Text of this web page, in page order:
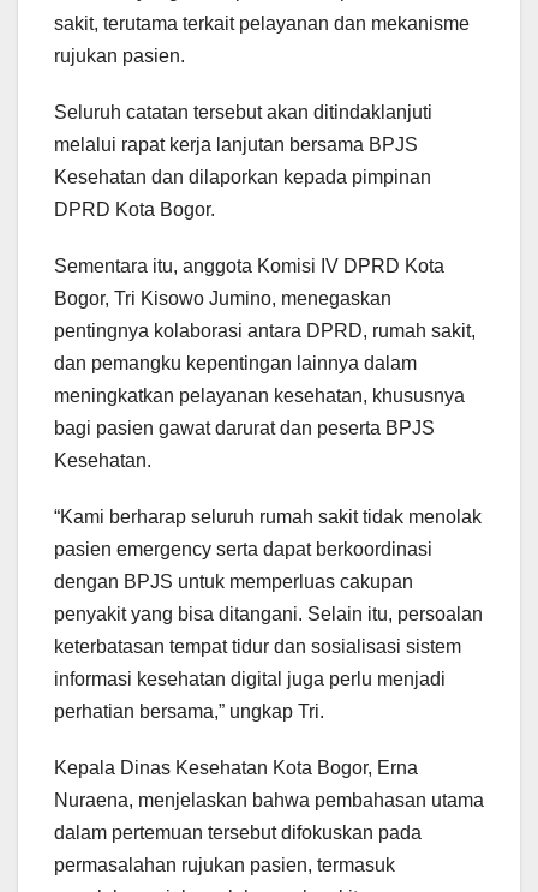
sakit, terutama terkait pelayanan dan mekanisme
rujukan pasien.
Seluruh catatan tersebut akan ditindaklanjuti
melalui rapat kerja lanjutan bersama BPJS
Kesehatan dan dilaporkan kepada pimpinan
DPRD Kota Bogor.
Sementara itu, anggota Komisi IV DPRD Kota
Bogor, Tri Kisowo Jumino, menegaskan
pentingnya kolaborasi antara DPRD, rumah sakit,
dan pemangku kepentingan lainnya dalam
meningkatkan pelayanan kesehatan, khususnya
bagi pasien gawat darurat dan peserta BPJS
Kesehatan.
“Kami berharap seluruh rumah sakit tidak menolak
pasien emergency serta dapat berkoordinasi
dengan BPJS untuk memperluas cakupan
penyakit yang bisa ditangani. Selain itu, persoalan
keterbatasan tempat tidur dan sosialisasi sistem
informasi kesehatan digital juga perlu menjadi
perhatian bersama,” ungkap Tri.
Kepala Dinas Kesehatan Kota Bogor, Erna
Nuraena, menjelaskan bahwa pembahasan utama
dalam pertemuan tersebut difokuskan pada
permasalahan rujukan pasien, termasuk